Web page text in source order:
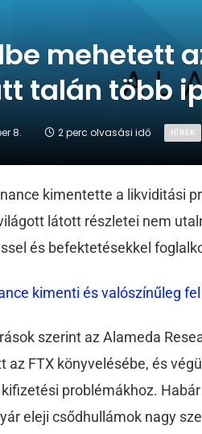
mehetett
talán több
8. 2 perc olvasási idő HÍREK
kimentette a likviditási
látott részletei nem
és befektetésekkel
kimenti és valószínűleg
szerint az Alameda
az FTX könyvelésébe, és
problémákhoz.
eleji csődhullámok nagy